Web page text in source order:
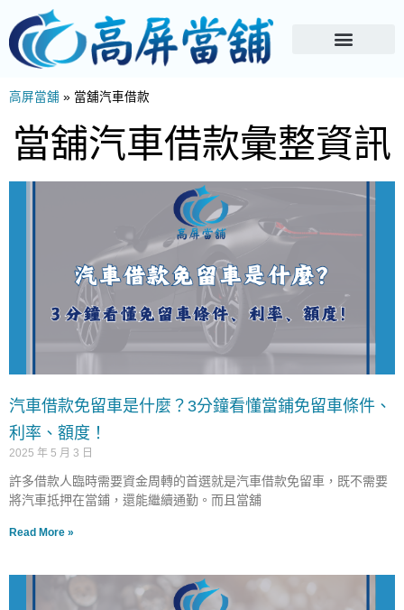
高屏當舖 » 當舖汽車借款
當舖汽車借款彙整資訊
汽車借款免留車是什麼？3分鐘看懂當鋪免留車條件、
利率、額度！
2025 年 5 月 3 日
許多借款人臨時需要資金周轉的首選就是汽車借款免留車，既不需要
將汽車抵押在當鋪，還能繼續通勤。而且當舖
Read More »